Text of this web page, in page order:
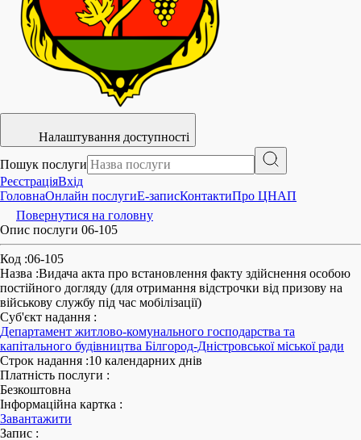
Налаштування доступності
Пошук послуги
РеєстраціяВхід
ГоловнаОнлайн послугиE-записКонтактиПро ЦНАП
Повернутися на головну
Опис послуги 06-105
Код :06-105
Назва :Видача акта про встановлення факту здійснення особою
постійного догляду (для отримання відстрочки від призову на
військову службу під час мобілізації)
Суб'єкт надання :
Департамент житлово-комунального господарства та
капітального будівництва Білгород-Дністровської міської ради
Строк надання :10 календарних днів
Платність послуги :
Безкоштовна
Інформаційна картка :
Завантажити
Запис :